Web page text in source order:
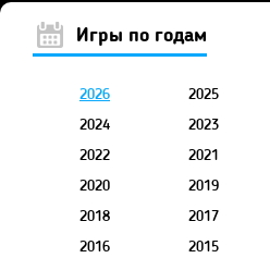
Игры по годам
2026
2025
2024
2023
2022
2021
2020
2019
2018
2017
2016
2015